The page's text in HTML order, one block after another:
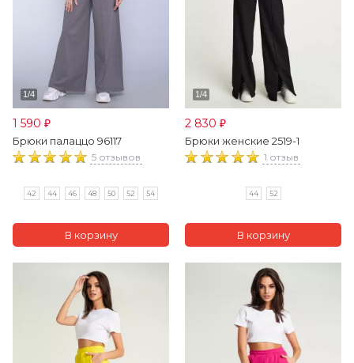
1 590 ₽
Брюки палаццо 96117
5 отзывов
42 44 46 48 50 52 54
2 830 ₽
Брюки женские 2519-1
1 отзыв
44 52